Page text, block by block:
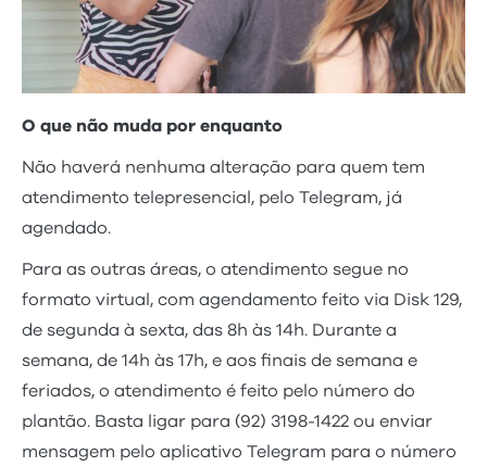
O que não muda por enquanto
Não haverá nenhuma alteração para quem tem
atendimento telepresencial, pelo Telegram, já
agendado.
Para as outras áreas, o atendimento segue no
formato virtual, com agendamento feito via Disk 129,
de segunda à sexta, das 8h às 14h. Durante a
semana, de 14h às 17h, e aos finais de semana e
feriados, o atendimento é feito pelo número do
plantão. Basta ligar para (92) 3198-1422 ou enviar
mensagem pelo aplicativo Telegram para o número